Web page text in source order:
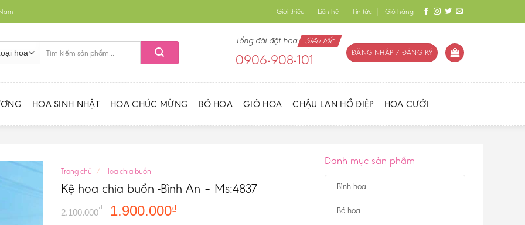
Giới thiệu Liên hệ Tin tức Giỏ hàng
kiếm:
Tổng đài đặt hoa Siêu tốc
0906-908-101 ĐĂNG NHẬP / ĐĂNG KÝ
HOA SINH NHẬT HOA CHÚC MỪNG BÓ HOA GIỎ HOA CHẬU LAN HỒ ĐIỆP HOA CƯỚI
Danh mục sản phẩm
Bình hoa
Bó hoa
Trang chủ / Hoa chia buồn
Kệ hoa chia buồn -Bình An – Ms:4837
2.100.000₫ 1.900.000₫